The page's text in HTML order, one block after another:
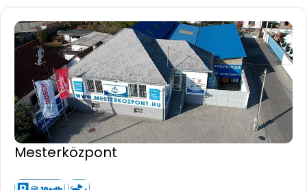
Mesterközpont